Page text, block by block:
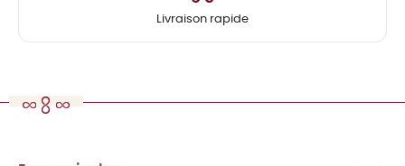
Livraison rapide